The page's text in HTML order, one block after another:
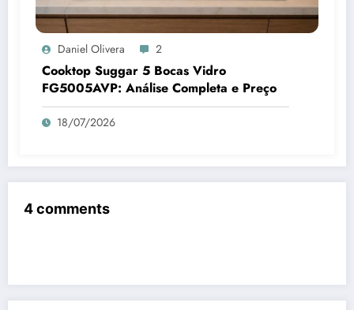
Daniel Olivera 2
Cooktop Suggar 5 Bocas Vidro
FG5005AVP: Análise Completa e Preço
18/07/2026
4 comments